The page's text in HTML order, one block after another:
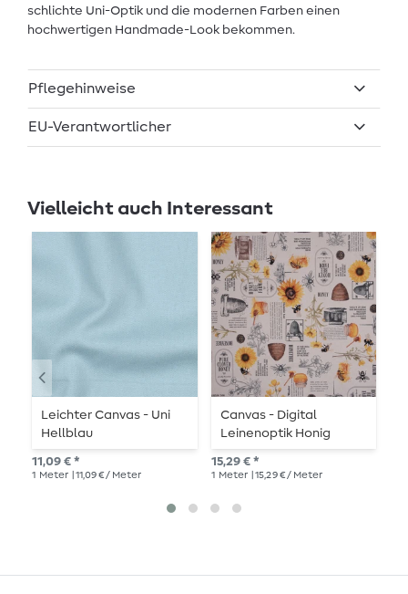
schlichte Uni-Optik und die modernen Farben einen
hochwertigen Handmade-Look bekommen.
Pflegehinweise
EU-Verantwortlicher
Vielleicht auch Interessant
Leichter Canvas - Uni
Hellblau
11,09 € *
1 Meter | 11,09 € / Meter
Canvas - Digital
Leinenoptik Honig
Beige
15,29 € *
1 Meter | 15,29 € / Meter